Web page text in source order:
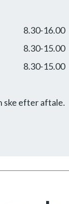
8.30-16.00
8.30-15.00
8.30-15.00
ske efter aftale.